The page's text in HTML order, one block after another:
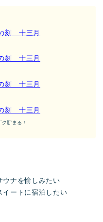
刻 十三月
刻 十三月
刻 十三月
刻 十三月
貯まる！
ウナを愉しみたい
イートに宿泊したい